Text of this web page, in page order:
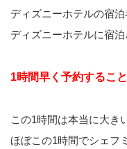
ディズニーホテルの宿
ディズニーホテルに宿
1時間早く予約するこ
この1時間は本当に大き
ほぼこの1時間でシェフ